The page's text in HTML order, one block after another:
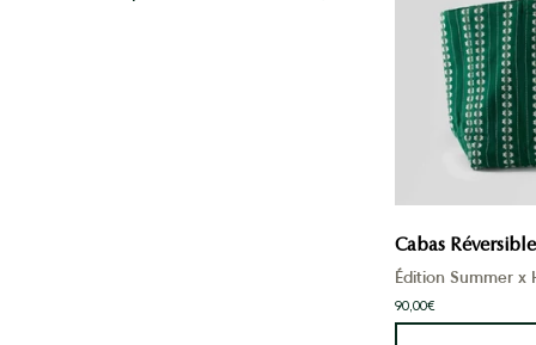
Cabas
Édition Summer x
90,00€